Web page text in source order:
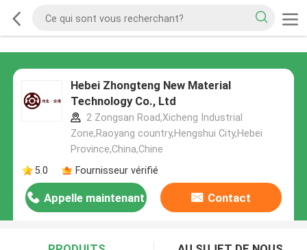
Hebei Zhongteng New Material
Technology Co., Ltd
2 Zongsan Road,Xicheng Industrial
Zone,Raoyang country,Hengshui City,Hebei
Province,China,Chine
5.0
Fournisseur vérifié
Appelle maintenant Contact